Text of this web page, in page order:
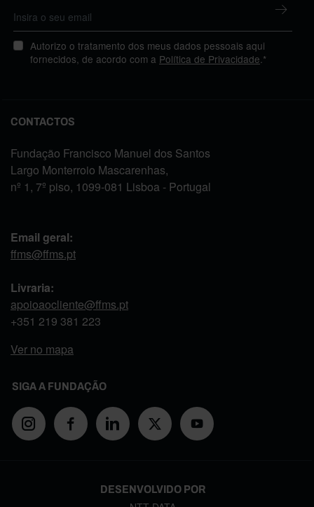
Autorizo o tratamento dos meus dados pessoais aqui
fornecidos, de acordo com a Política de Privacidade .*
CONTACTOS
Fundação Francisco Manuel dos Santos
Largo Monterroio Mascarenhas,
nº 1, 7º piso, 1099-081 Lisboa - Portugal
Email geral:
ffms@ffms.pt
Livraria:
apoioaocliente@ffms.pt
+351 219 381 223
Ver no mapa
SIGA A FUNDAÇÃO
DESENVOLVIDO POR